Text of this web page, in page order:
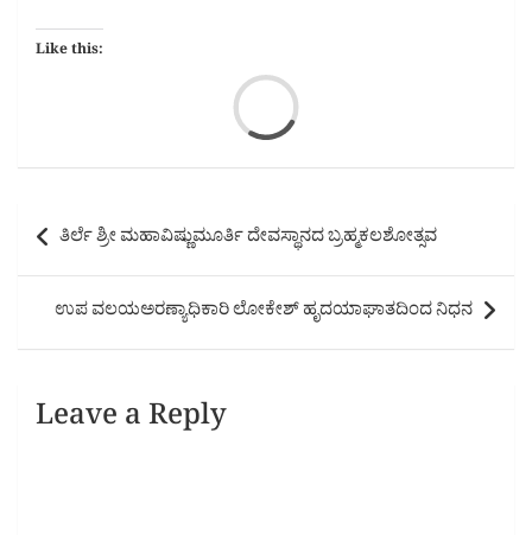
Like this:
Post
navigation
ತಿರ್ಲೆ ಶ್ರೀ ಮಹಾವಿಷ್ಣುಮೂರ್ತಿ ದೇವಸ್ಥಾನದ ಬ್ರಹ್ಮಕಲಶೋತ್ಸವ
ಉಪ ವಲಯಅರಣ್ಯಾಧಿಕಾರಿ ಲೋಕೇಶ್ ಹೃದಯಾಘಾತದಿಂದ ನಿಧನ
Leave a Reply